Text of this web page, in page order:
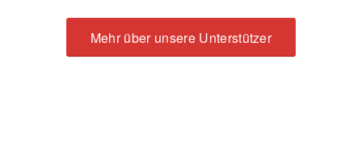
Mehr über unsere Unterstützer